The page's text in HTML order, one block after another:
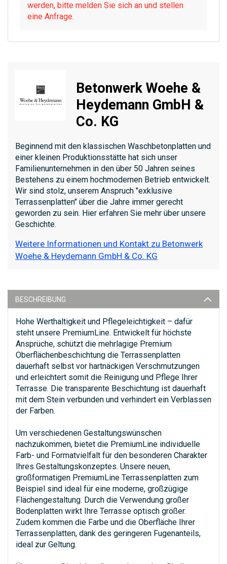
werden, bitte melden Sie sich an und stellen
eine Anfrage.
Betonwerk Woehe &
Heydemann GmbH &
Co. KG
Beginnend mit den klassischen Waschbetonplatten und
einer kleinen Produktionsstätte hat sich unser
Familienunternehmen in den über 50 Jahren seines
Bestehens zu einem hochmodernen Betrieb entwickelt.
Wir sind stolz, unserem Anspruch "exklusive
Terrassenplatten" über die Jahre immer gerecht
geworden zu sein. Hier erfahren Sie mehr über unsere
Geschichte.
Weitere Informationen und Kontakt zu Betonwerk
Woehe & Heydemann GmbH & Co. KG
BESCHREIBUNG
Hohe Werthaltigkeit und Pflegeleichtigkeit – dafür
steht unsere PremiumLine. Entwickelt für höchste
Ansprüche, schützt die mehrlagige Premium
Oberflächenbeschichtung die Terrassenplatten
dauerhaft selbst vor hartnäckigen Verschmutzungen
und erleichtert somit die Reinigung und Pflege Ihrer
Terrasse. Die transparente Beschichtung ist dauerhaft
mit dem Stein verbunden und verhindert ein Verblassen
der Farben.
Um verschiedenen Gestaltungswünschen
nachzukommen, bietet die PremiumLine individuelle
Farb- und Formatvielfalt für den besonderen Charakter
Ihres Gestaltungskonzeptes. Unsere neuen,
großformatigen PremiumLine Terrassenplatten zum
Beispiel sind ideal für eine moderne, großzügige
Flächengestaltung. Durch die Verwendung großer
Bodenplatten wirkt Ihre Terrasse optisch größer.
Zudem kommen die Farbe und die Oberfläche Ihrer
Terrassenplatten, dank des geringeren Fugenanteils,
ideal zur Geltung.